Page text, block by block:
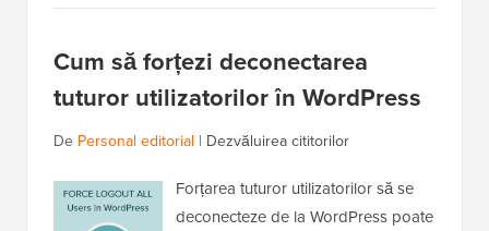
Cum să forțezi deconectarea
tuturor utilizatorilor în WordPress
De Personal editorial | Dezvăluirea cititorilor
Forțarea tuturor utilizatorilor să se
deconecteze de la WordPress poate